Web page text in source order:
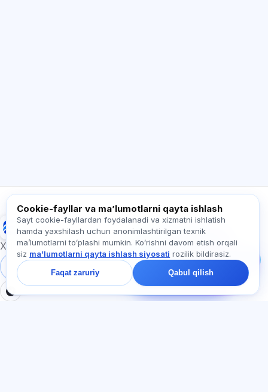
Exalify
Xalqaro til imtihonlariga tayyorgarlik
Tizimga kirish
Ro‘yxatdan o‘tish
Bizga yozing!
Tariflar, imtihonlar yoki
nimadan boshlash
haqida so‘rang —
chatda bir daqiqa ichida
javob beramiz.
Cookie-fayllar va maʼlumotlarni qayta ishlash
Sayt cookie-fayllardan foydalanadi va xizmatni ishlatish
hamda yaxshilash uchun anonimlashtirilgan texnik
maʼlumotlarni toʻplashi mumkin. Koʻrishni davom etish orqali
siz maʼlumotlarni qayta ishlash siyosati rozilik bildirasiz.
Faqat zaruriy Qabul qilish